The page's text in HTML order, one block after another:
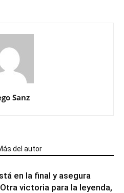
Sanz
del autor
en la final y asegura
victoria para la leyenda,